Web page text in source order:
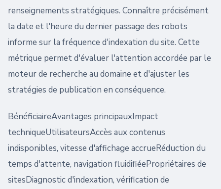
renseignements stratégiques. Connaître précisément
la date et l'heure du dernier passage des robots
informe sur la fréquence d'indexation du site. Cette
métrique permet d'évaluer l'attention accordée par le
moteur de recherche au domaine et d'ajuster les
stratégies de publication en conséquence.
BénéficiaireAvantages principauxImpact
techniqueUtilisateursAccès aux contenus
indisponibles, vitesse d'affichage accrueRéduction du
temps d'attente, navigation fluidifiéePropriétaires de
sitesDiagnostic d'indexation, vérification de